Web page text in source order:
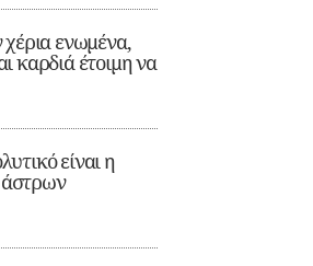
χέρια ενωμένα,
καρδιά έτοιμη να
είναι η